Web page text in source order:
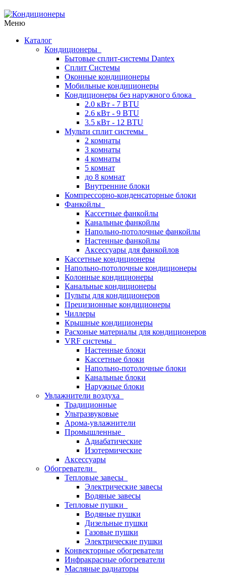
Меню
Каталог
Кондиционеры
Бытовые сплит-системы Dantex
Сплит Системы
Оконные кондиционеры
Мобильные кондиционеры
Кондиционеры без наружного блока
2.0 кВт - 7 BTU
2.6 кВт - 9 BTU
3.5 кВт - 12 BTU
Мульти сплит системы
2 комнаты
3 комнаты
4 комнаты
5 комнат
до 8 комнат
Внутренние блоки
Компрессорно-конденсаторные блоки
Фанкойлы
Кассетные фанкойлы
Канальные фанкойлы
Напольно-потолочные фанкойлы
Настенные фанкойлы
Аксессуары для фанкойлов
Кассетные кондиционеры
Напольно-потолочные кондиционеры
Колонные кондиционеры
Канальные кондиционеры
Пульты для кондиционеров
Прецизионные кондиционеры
Чиллеры
Крышные кондиционеры
Расхоные материалы для кондиционеров
VRF системы
Настенные блоки
Кассетные блоки
Напольно-потолочные блоки
Канальные блоки
Наружные блоки
Увлажнители воздуха
Традиционные
Ультразвуковые
Арома-увлажнители
Промышленныe
Адиабатические
Изотермические
Аксессуары
Обогреватели
Тепловые завесы
Электрические завесы
Водяные завесы
Тепловые пушки
Водяные пушки
Дизельные пушки
Газовые пушки
Электрические пушки
Конвекторные обогреватели
Инфракрасные обогреватели
Масляные радиаторы